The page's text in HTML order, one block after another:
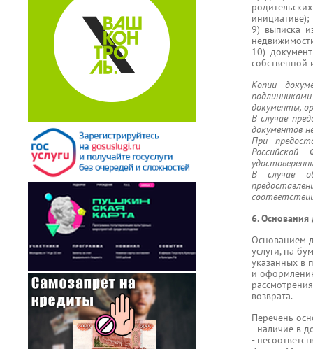
инициативе);
9) выписка
10)
собственной
Копии
документы,
В случае
документов
При
Российской
В случае
6. Основания
Основанием
услуги, на
указанных в
и
возврата.
Перечень
- наличие в
-